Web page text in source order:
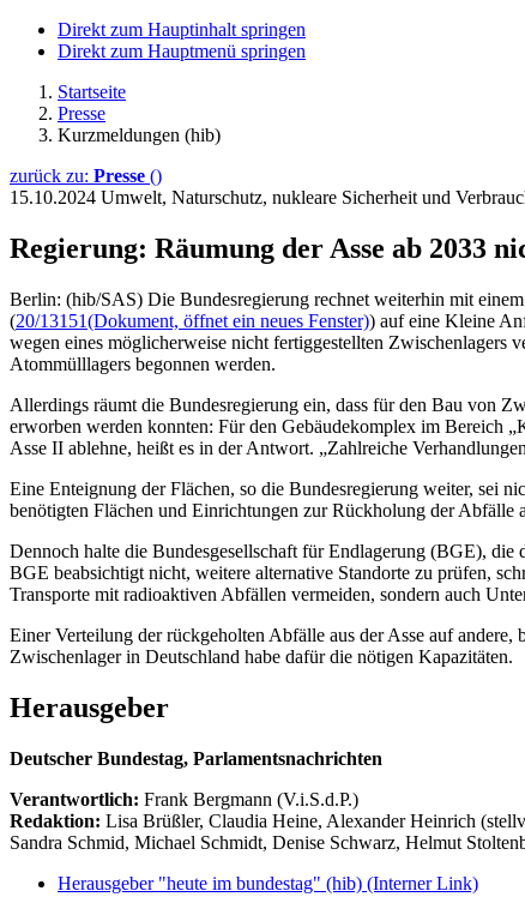
Direkt zum Hauptinhalt springen
Direkt zum Hauptmenü springen
Startseite
Presse
Kurzmeldungen (hib)
zurück zu: Presse ()
15.10.2024 Umwelt, Naturschutz, nukleare Sicherheit und
Regierung: Räumung der Asse ab 2033
Berlin: (hib/SAS) Die Bundesregierung rechnet weiterhin mit
(20/13151(Dokument, öffnet ein neues Fenster)) auf eine Kleine
wegen eines möglicherweise nicht fertiggestellten Zwischenlagers
Atommülllagers begonnen werden.
Allerdings räumt die Bundesregierung ein, dass für den Bau von
erworben werden konnten: Für den Gebäudekomplex im Bereich
Asse II ablehne, heißt es in der Antwort. „Zahlreiche
Eine Enteignung der Flächen, so die Bundesregierung weiter, sei
benötigten Flächen und Einrichtungen zur Rückholung der Abfälle
Dennoch halte die Bundesgesellschaft für Endlagerung (BGE),
BGE beabsichtigt nicht, weitere alternative Standorte zu prüfen,
Transporte mit radioaktiven Abfällen vermeiden, sondern auch
Einer Verteilung der rückgeholten Abfälle aus der Asse auf
Zwischenlager in Deutschland habe dafür die nötigen Kapazitäten.
Herausgeber
Deutscher Bundestag, Parlamentsnachrichten
Verantwortlich: Frank Bergmann (V.i.S.d.P.)
Redaktion: Lisa Brüßler, Claudia Heine, Alexander Heinrich
Sandra Schmid, Michael Schmidt, Denise Schwarz, Helmut
Herausgeber "heute im bundestag" (hib) (Interner Link)